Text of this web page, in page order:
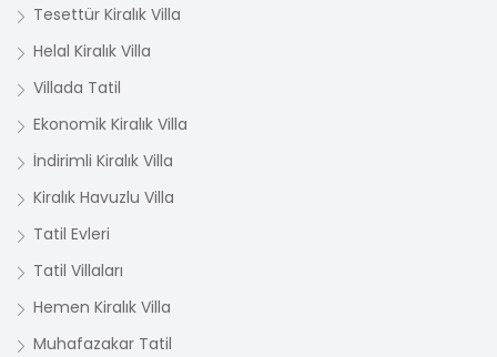
Tesettür Kiralık Villa
Helal Kiralık Villa
Villada Tatil
Ekonomik Kiralık Villa
İndirimli Kiralık Villa
Kiralık Havuzlu Villa
Tatil Evleri
Tatil Villaları
Hemen Kiralık Villa
Muhafazakar Tatil